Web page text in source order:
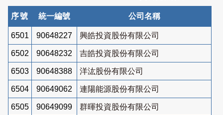
序號 統一編號 公司名稱
6501 90648227 興皓投資股份有限公司
6502 90648232 吉皓投資股份有限公司
6503 90648388 洋汯股份有限公司
6504 90649062 連陽能源股份有限公司
6505 90649099 群暉投資股份有限公司